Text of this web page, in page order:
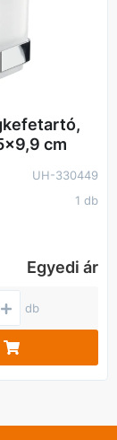
cm
UH-330449
1 db
Egyedi ár
db